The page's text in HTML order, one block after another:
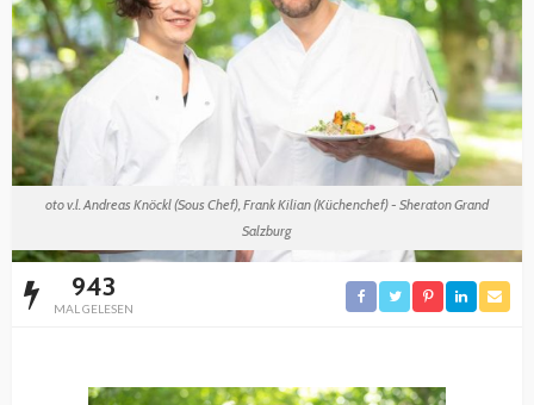
oto v.l. Andreas Knöckl (Sous Chef), Frank Kilian (Küchenchef) - Sheraton Grand
Salzburg
943
MAL GELESEN